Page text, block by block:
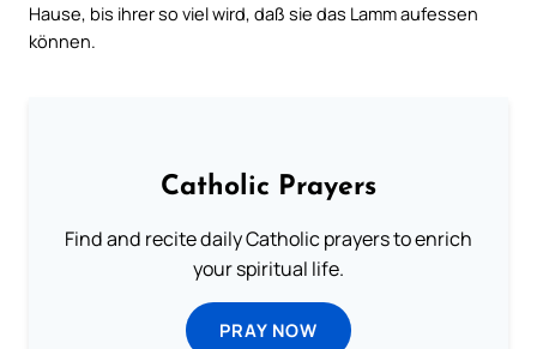
Hause, bis ihrer so viel wird, daß sie das Lamm aufessen
können.
Catholic Prayers
Find and recite daily Catholic prayers to enrich
your spiritual life.
PRAY NOW